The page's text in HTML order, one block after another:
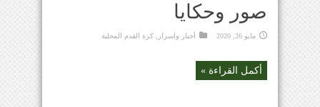
صور وحكايا
مايو 26, 2020 أخبار واسرار كرة القدم المحلية
أكمل القراءة »